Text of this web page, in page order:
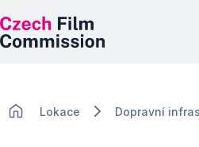
Lokace Dopravní